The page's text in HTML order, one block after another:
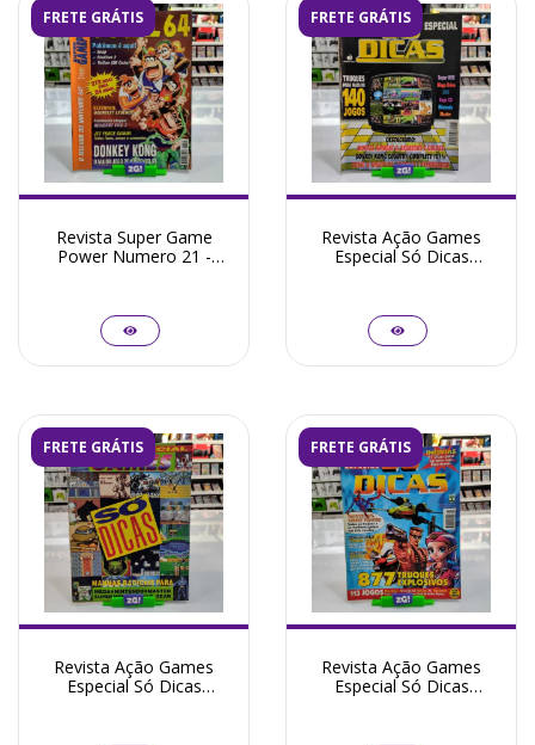
FRETE GRÁTIS
Revista Super Game
Power Numero 21 -
FRETE GRÁTIS
Revista Ação Games
Especial Só Dicas
FRETE GRÁTIS
Revista Ação Games
Especial Só Dicas
FRETE GRÁTIS
Revista Ação Games
Especial Só Dicas